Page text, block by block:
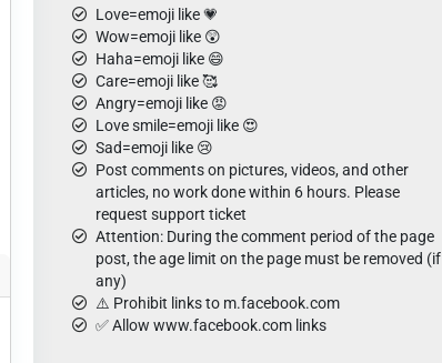
Love=emoji like 💗
Wow=emoji like 😲
Haha=emoji like 😄
Care=emoji like 🥰
Angry=emoji like 😡
Love smile=emoji like 😍
Sad=emoji like 😢
Post comments on pictures, videos, and other
articles, no work done within 6 hours. Please
request support ticket
Attention: During the comment period of the page
post, the age limit on the page must be removed (if
any)
⚠️ Prohibit links to m.facebook.com
✅ Allow www.facebook.com links